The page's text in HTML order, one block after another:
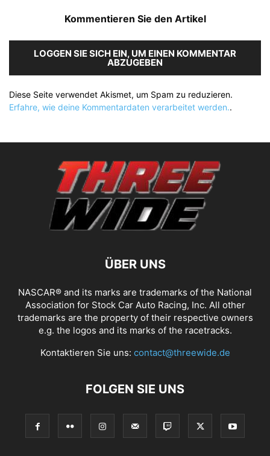
Kommentieren Sie den Artikel
LOGGEN SIE SICH EIN, UM EINEN KOMMENTAR
ABZUGEBEN
Diese Seite verwendet Akismet, um Spam zu reduzieren.
Erfahre, wie deine Kommentardaten verarbeitet werden..
ÜBER UNS
NASCAR® and its marks are trademarks of the National
Association for Stock Car Auto Racing, Inc. All other
trademarks are the property of their respective owners
e.g. the logos and its marks of the racetracks.
Kontaktieren Sie uns: contact@threewide.de
FOLGEN SIE UNS